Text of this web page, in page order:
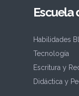
Escuela
Habilidades
Tecnología
Escritura y
Didáctica y